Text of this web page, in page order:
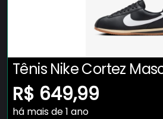
Tênis Nike Cortez
R$ 649,99
há mais de 1 ano